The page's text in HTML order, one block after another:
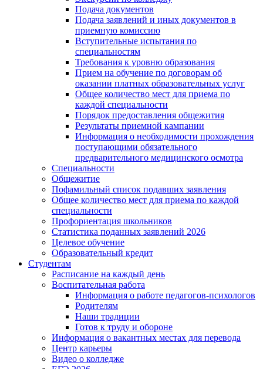
Подача документов
Подача заявлений и иных документов в
приемную комиссию
Вступительные испытания по
специальностям
Требования к уровню образования
Прием на обучение по договорам об
оказании платных образовательных услуг
Общее количество мест для приема по
каждой специальности
Порядок предоставления общежития
Результаты приемной кампании
Информация о необходимости прохождения
поступающими обязательного
предварительного медицинского осмотра
Специальности
Общежитие
Пофамильный список подавших заявления
Общее количество мест для приема по каждой
специальности
Профориентация школьников
Статистика поданных заявлений 2026
Целевое обучение
Образовательный кредит
Студентам
Расписание на каждый день
Воспитательная работа
Информация о работе педагогов-психологов
Родителям
Наши традиции
Готов к труду и обороне
Информация о вакантных местах для перевода
Центр карьеры
Видео о колледже